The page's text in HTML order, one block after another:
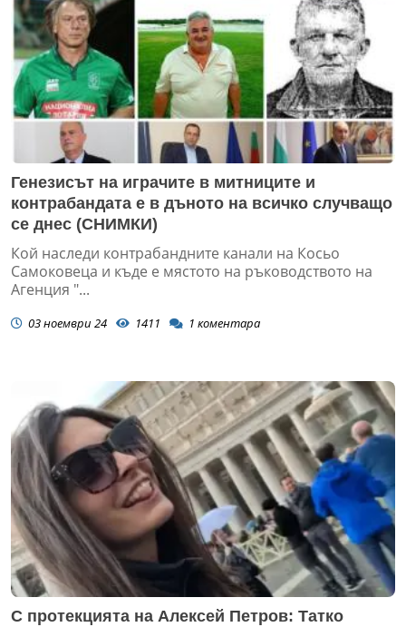
Генезисът на играчите в митниците и
контрабандата е в дъното на всичко случващо
се днес (СНИМКИ)
Кой наследи контрабандните канали на Косьо
Самоковеца и къде е мястото на ръководството на
Агенция "...
03 ноември 24 1411 1 коментара
С протекцията на Алексей Петров: Татко